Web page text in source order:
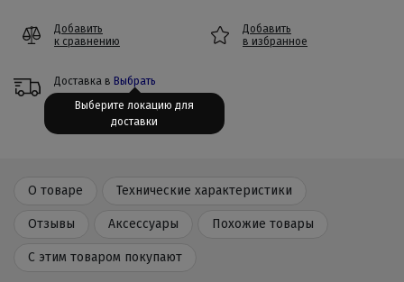
Добавить
к сравнению
Добавить
в избранное
Доставка в Выбрать
О товаре Технические характеристики
Отзывы Аксессуары Похожие товары
С этим товаром покупают
Выберите локацию для
доставки